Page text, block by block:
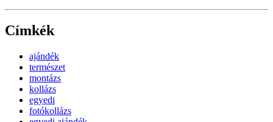
Címkék
ajándék
természet
montázs
kollázs
egyedi
fotókollázs